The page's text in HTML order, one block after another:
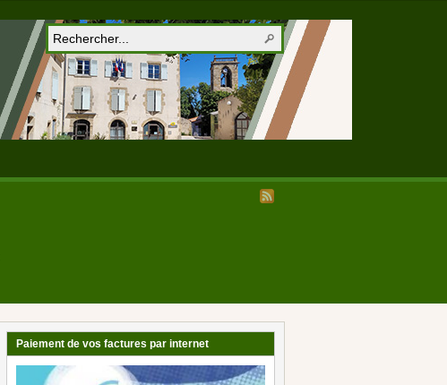
Paiement de vos factures par internet